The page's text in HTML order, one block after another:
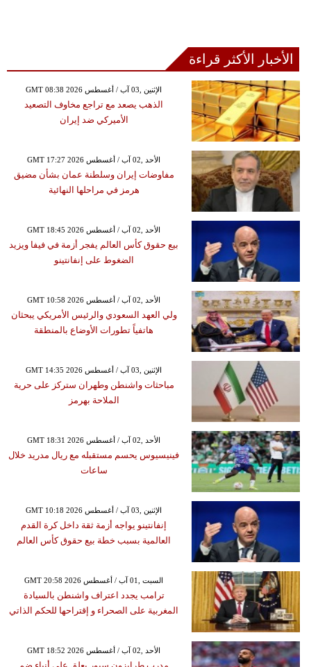
الأخبار الأكثر قراءة
GMT 08:38 2026 الإثنين ,03 آب / أغسطس
الذهب يصعد مع تراجع مخاوف التصعيد
الأميركي ضد إيران
GMT 17:27 2026 الأحد ,02 آب / أغسطس
مفاوضات إيران وسلطنة عمان بشأن مضيق
هرمز في مراحلها النهائية
GMT 18:45 2026 الأحد ,02 آب / أغسطس
بيع حقوق كأس العالم يفجر أزمة في فيفا ويزيد
الضغوط على إنفانتينو
GMT 10:58 2026 الأحد ,02 آب / أغسطس
ولي العهد السعودي والرئيس الأمريكي يبحثان
هاتفياً تطورات الأوضاع بالمنطقة
GMT 14:35 2026 الإثنين ,03 آب / أغسطس
مباحثات واشنطن وطهران ستركز على حرية
الملاحة بهرمز
GMT 18:31 2026 الأحد ,02 آب / أغسطس
فينيسيوس يحسم مستقبله مع ريال مدريد خلال
ساعات
GMT 10:18 2026 الإثنين ,03 آب / أغسطس
إنفانتينو يواجه أزمة ثقة داخل كرة القدم
العالمية بسبب خطة بيع حقوق كأس العالم
GMT 20:58 2026 السبت ,01 آب / أغسطس
ترامب يجدد اعتراف واشنطن بالسيادة
المغربية على الصحراء و إقتراحها للحكم الذاتي
GMT 18:52 2026 الأحد ,02 آب / أغسطس